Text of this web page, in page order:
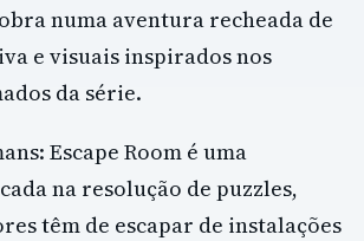
numa aventura recheada de
e visuais inspirados nos
da série.
Escape Room é uma
na resolução de puzzles,
têm de escapar de instalações